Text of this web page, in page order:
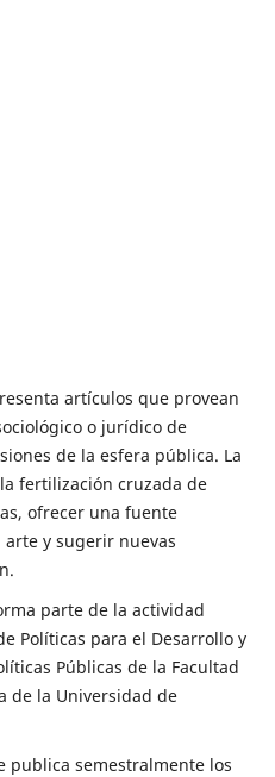
artículos que provean
o jurídico de
de la esfera pública. La
fertilización cruzada de
ofrecer una fuente
y sugerir nuevas
parte de la actividad
Políticas para el Desarrollo y
Públicas de la Facultad
de la Universidad de
publica semestralmente los